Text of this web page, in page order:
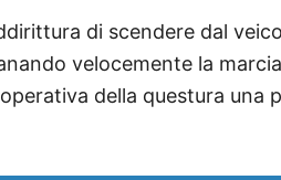
di scendere dal
velocemente la
della questura una